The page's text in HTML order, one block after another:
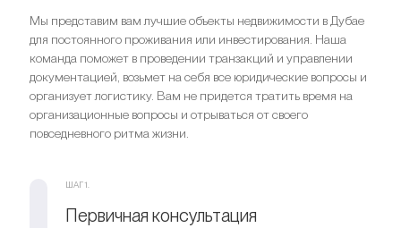
Мы представим вам лучшие объекты недвижимости в Дубае
для постоянного проживания или инвестирования. Наша
команда поможет в проведении транзакций и управлении
документацией, возьмет на себя все юридические вопросы и
организует логистику. Вам не придется тратить время на
организационные вопросы и отрываться от своего
повседневного ритма жизни.
ШАГ 1.
Первичная консультация